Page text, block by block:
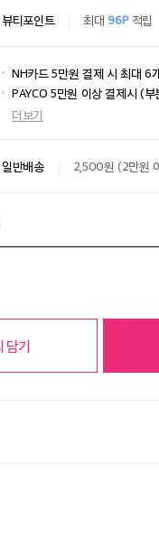
뷰티포인트 최대96P적립
NH카드 5만원 결제 시 최대 6
PAYCO 5만원 이상 결제시 (
더보기
일반배송 2,500원 (2만원
담기